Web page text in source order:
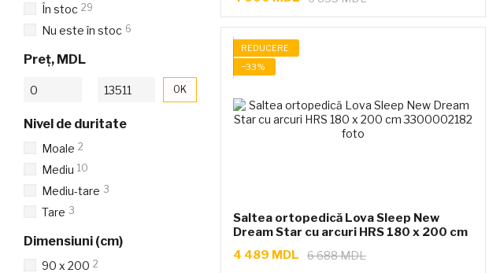
REDUCERE
−33%
Saltea ortopedică Lova Sleep New
Dream Star cu arcuri HRS 180 x 200 cm
6 688 MDL
4 489 MDL
În stoc 29
Nu este în stoc 6
Preț, MDL
De la Preț, MDL
Până la Preț, MDL OK
Nivel de duritate
Moale 2
Mediu 10
Mediu-tare 3
Tare 3
Dimensiuni (cm)
90 x 200 2